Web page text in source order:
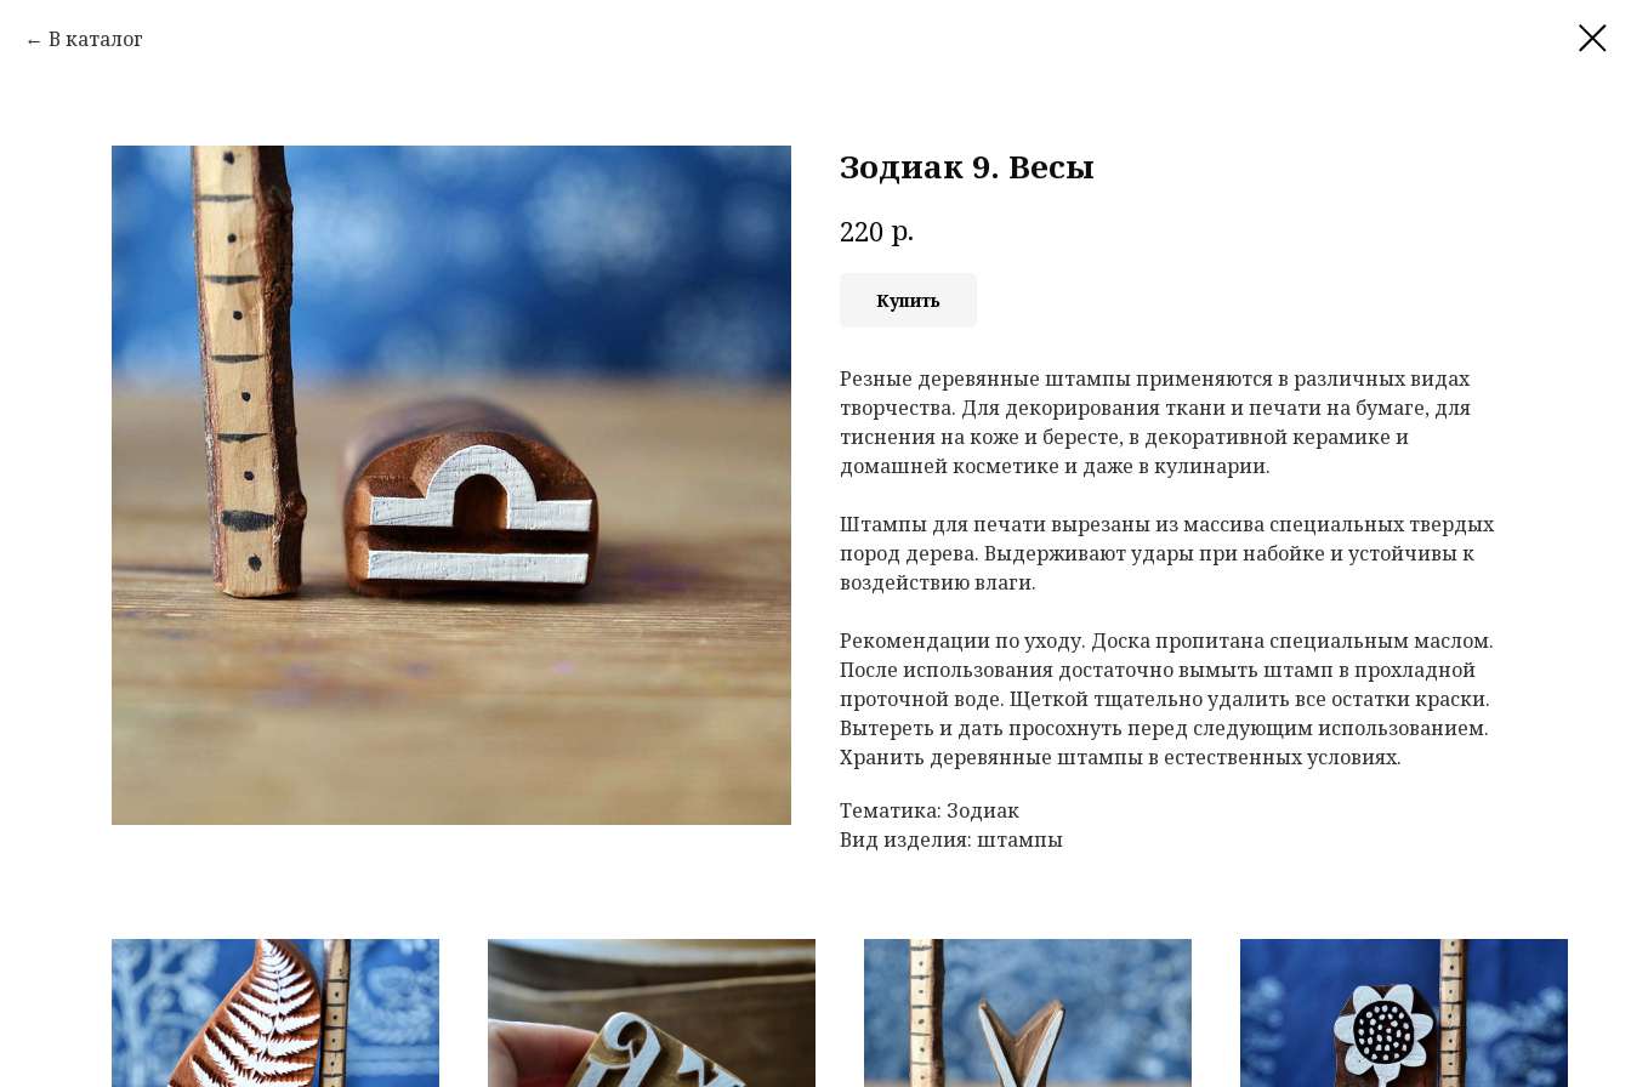
В каталог
Зодиак 9. Весы
220 р.
Купить
Резные деревянные штампы применяются в различных видах
творчества. Для декорирования ткани и печати на бумаге, для
тиснения на коже и бересте, в декоративной керамике и
домашней косметике и даже в кулинарии.
Штампы для печати вырезаны из массива специальных твердых
пород дерева. Выдерживают удары при набойке и устойчивы к
воздействию влаги.
Рекомендации по уходу. Доска пропитана специальным маслом.
После использования достаточно вымыть штамп в прохладной
проточной воде. Щеткой тщательно удалить все остатки краски.
Вытереть и дать просохнуть перед следующим использованием.
Хранить деревянные штампы в естественных условиях.
Тематика: Зодиак
Вид изделия: штампы